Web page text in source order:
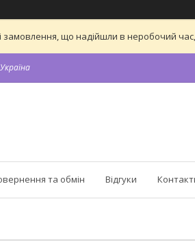
замовлення, що надійшли в неробочий
та обмін Відгуки